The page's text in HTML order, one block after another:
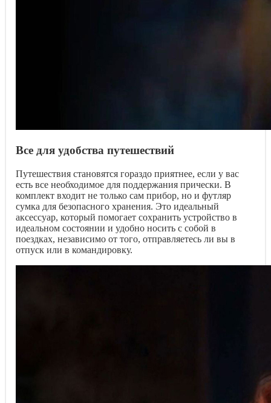
Все для удобства путешествий
Путешествия становятся гораздо приятнее, если у вас
есть все необходимое для поддержания прически. В
комплект входит не только сам прибор, но и футляр
сумка для безопасного хранения. Это идеальный
аксессуар, который помогает сохранить устройство в
идеальном состоянии и удобно носить с собой в
поездках, независимо от того, отправляетесь ли вы в
отпуск или в командировку.